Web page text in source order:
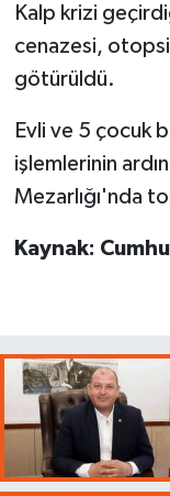
Kalp krizi
cenazesi,
götürüldü.
Evli ve 5 çocuk
işlemlerinin
Mezarlığı'nda
Kaynak: